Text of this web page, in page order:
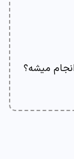
میشه؟